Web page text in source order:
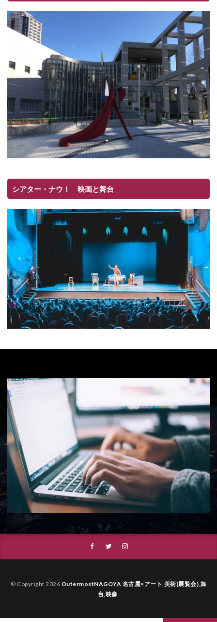
シアター・ナウ！ 映画と舞台
© Copyright 2026 OutermostNAGOYA 名古屋×アート,美術(展覧会),舞
台,映像.